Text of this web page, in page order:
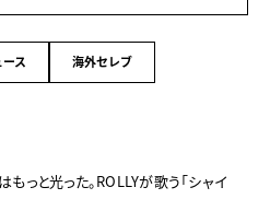
ス
海外セレブ
っと光った。ROLLYが歌う「シャイ